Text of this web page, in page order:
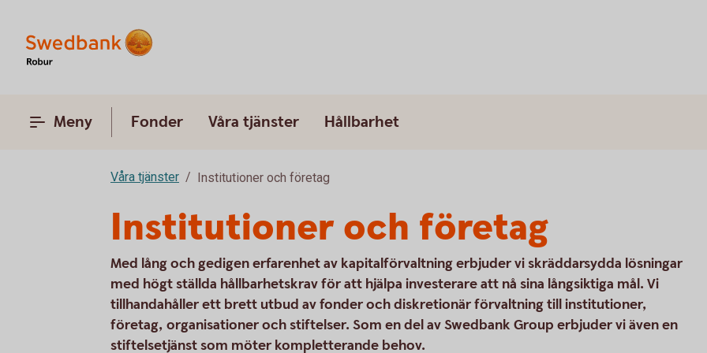
Meny Fonder Våra tjänster Hållbarhet
Våra tjänster Institutioner och företag
Institutioner och företag
Med lång och gedigen erfarenhet av kapitalförvaltning erbjuder vi skräddarsydda lösningar
med högt ställda hållbarhetskrav för att hjälpa investerare att nå sina långsiktiga mål. Vi
tillhandahåller ett brett utbud av fonder och diskretionär förvaltning till institutioner,
företag, organisationer och stiftelser. Som en del av Swedbank Group erbjuder vi även en
stiftelsetjänst som möter kompletterande behov.